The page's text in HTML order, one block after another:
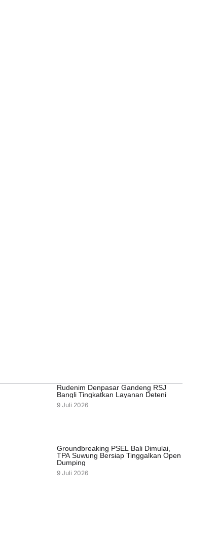
Rudenim Denpasar Gandeng RSJ
Bangli Tingkatkan Layanan Deteni
9 Juli 2026
Groundbreaking PSEL Bali Dimulai,
TPA Suwung Bersiap Tinggalkan Open
Dumping
9 Juli 2026